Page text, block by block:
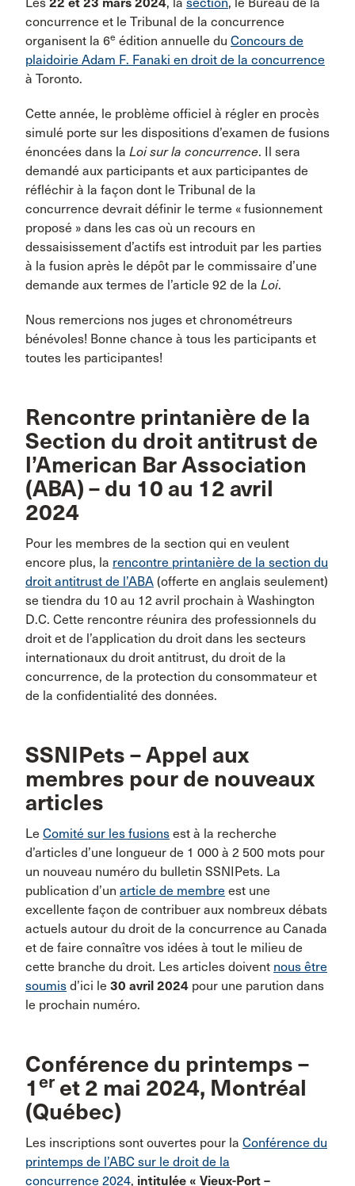
concurrence et le Tribunal de la concurrence
organisent la 6e édition annuelle du Concours de
plaidoirie Adam F. Fanaki en droit de la concurrence
à Toronto.
Cette année, le problème officiel à régler en procès
simulé porte sur les dispositions d’examen de fusions
énoncées dans la Loi sur la concurrence. Il sera
demandé aux participants et aux participantes de
réfléchir à la façon dont le Tribunal de la
concurrence devrait définir le terme « fusionnement
proposé » dans les cas où un recours en
dessaisissement d’actifs est introduit par les parties
à la fusion après le dépôt par le commissaire d’une
demande aux termes de l’article 92 de la Loi.
Nous remercions nos juges et chronométreurs
bénévoles! Bonne chance à tous les participants et
toutes les participantes!
Rencontre printanière de la
Section du droit antitrust de
l’American Bar Association
(ABA) – du 10 au 12 avril
2024
Pour les membres de la section qui en veulent
encore plus, la rencontre printanière de la section du
droit antitrust de l’ABA (offerte en anglais seulement)
se tiendra du 10 au 12 avril prochain à Washington
D.C. Cette rencontre réunira des professionnels du
droit et de l’application du droit dans les secteurs
internationaux du droit antitrust, du droit de la
concurrence, de la protection du consommateur et
de la confidentialité des données.
SSNIPets – Appel aux
membres pour de nouveaux
articles
Le Comité sur les fusions est à la recherche
d’articles d’une longueur de 1 000 à 2 500 mots pour
un nouveau numéro du bulletin SSNIPets. La
publication d’un article de membre est une
excellente façon de contribuer aux nombreux débats
actuels autour du droit de la concurrence au Canada
et de faire connaître vos idées à tout le milieu de
cette branche du droit. Les articles doivent nous être
soumis d’ici le 30 avril 2024 pour une parution dans
le prochain numéro.
Conférence du printemps –
1er et 2 mai 2024, Montréal
(Québec)
Les inscriptions sont ouvertes pour la Conférence du
printemps de l’ABC sur le droit de la
concurrence 2024, intitulée « Vieux-Port –